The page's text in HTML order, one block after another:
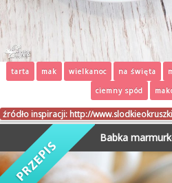
tarta mak wielkanoc na święta
ciemny spód
źródło inspiracji: http://
Babka